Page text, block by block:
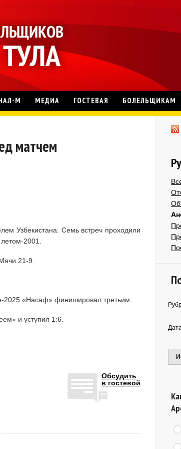
М МЕДИА ГОСТЕВАЯ БОЛЕЛЬЩИКАМ
матчем
Узбекистана. Семь встреч проходили
2001.
21-9.
2025 «Насаф» финишировал третьим.
и уступил 1:6.
Обсудить
в гостевой